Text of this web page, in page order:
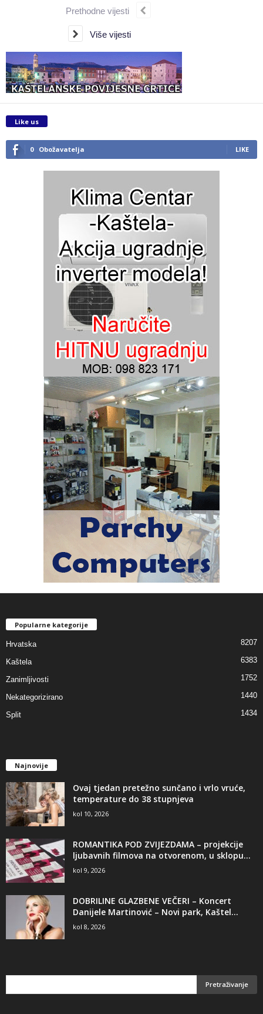
Prethodne vijesti
Više vijesti
Like us
0 Obožavatelja LIKE
Popularne kategorije
Hrvatska 8207
Kaštela 6383
Zanimljivosti 1752
Nekategorizirano 1440
Split 1434
Najnovije
Ovaj tjedan pretežno sunčano i vrlo vruće,
temperature do 38 stupnjeva
kol 10, 2026
ROMANTIKA POD ZVIJEZDAMA – projekcije
ljubavnih filmova na otvorenom, u sklopu...
kol 9, 2026
DOBRILINE GLAZBENE VEČERI – Koncert
Danijele Martinović – Novi park, Kaštel...
kol 8, 2026